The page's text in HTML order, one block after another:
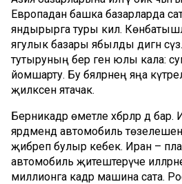
Европадан башка базарларда
яндырырга туры килә.
ягулык базары ябылды дигән
тутыруның бер генә юлы кала:
йомшарту. Бу бәяләрнең яңа
җилкәсенә ятачак.
Берникадәр өметле хәбәрләр дә
ярдәмендә автомобиль
җибәреп булыр кебек. Иран –
автомобиль җитештерүче
миллионга кадәр машина сата.